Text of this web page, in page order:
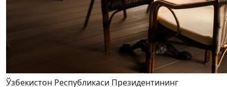
Ўзбекистон Республикаси Президентининг